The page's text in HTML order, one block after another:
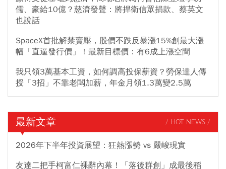
儒、豪給10億？慈濟發聲：將捍衛信眾捐款、蔡英文
也說話
SpaceX首批解禁賣壓，股價不跌反暴漲15%創最大漲
幅「直逼發行價」！最新目標價：有6成上漲空間
我只領3萬基本工資，如何調高投保薪資？勞保達人傳
授「3招」不靠老闆加薪，年金月領1.3萬變2.5萬
最新文章 / HOT NEWS /
2026年下半年投資展望：狂熱漲勢 vs 嚴峻現實
友達二把手柯富仁裸辭內幕！「落後群創」成最後稻